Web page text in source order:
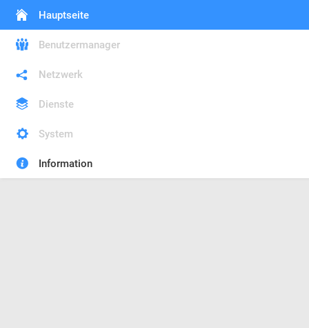
Hauptseite
Benutzermanager
Netzwerk
Dienste
System
Information